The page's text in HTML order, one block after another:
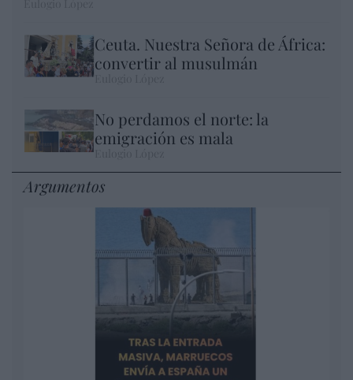
Ceuta. Nuestra Señora de África:
convertir al musulmán
No perdamos el norte: la
emigración es mala
Argumentos